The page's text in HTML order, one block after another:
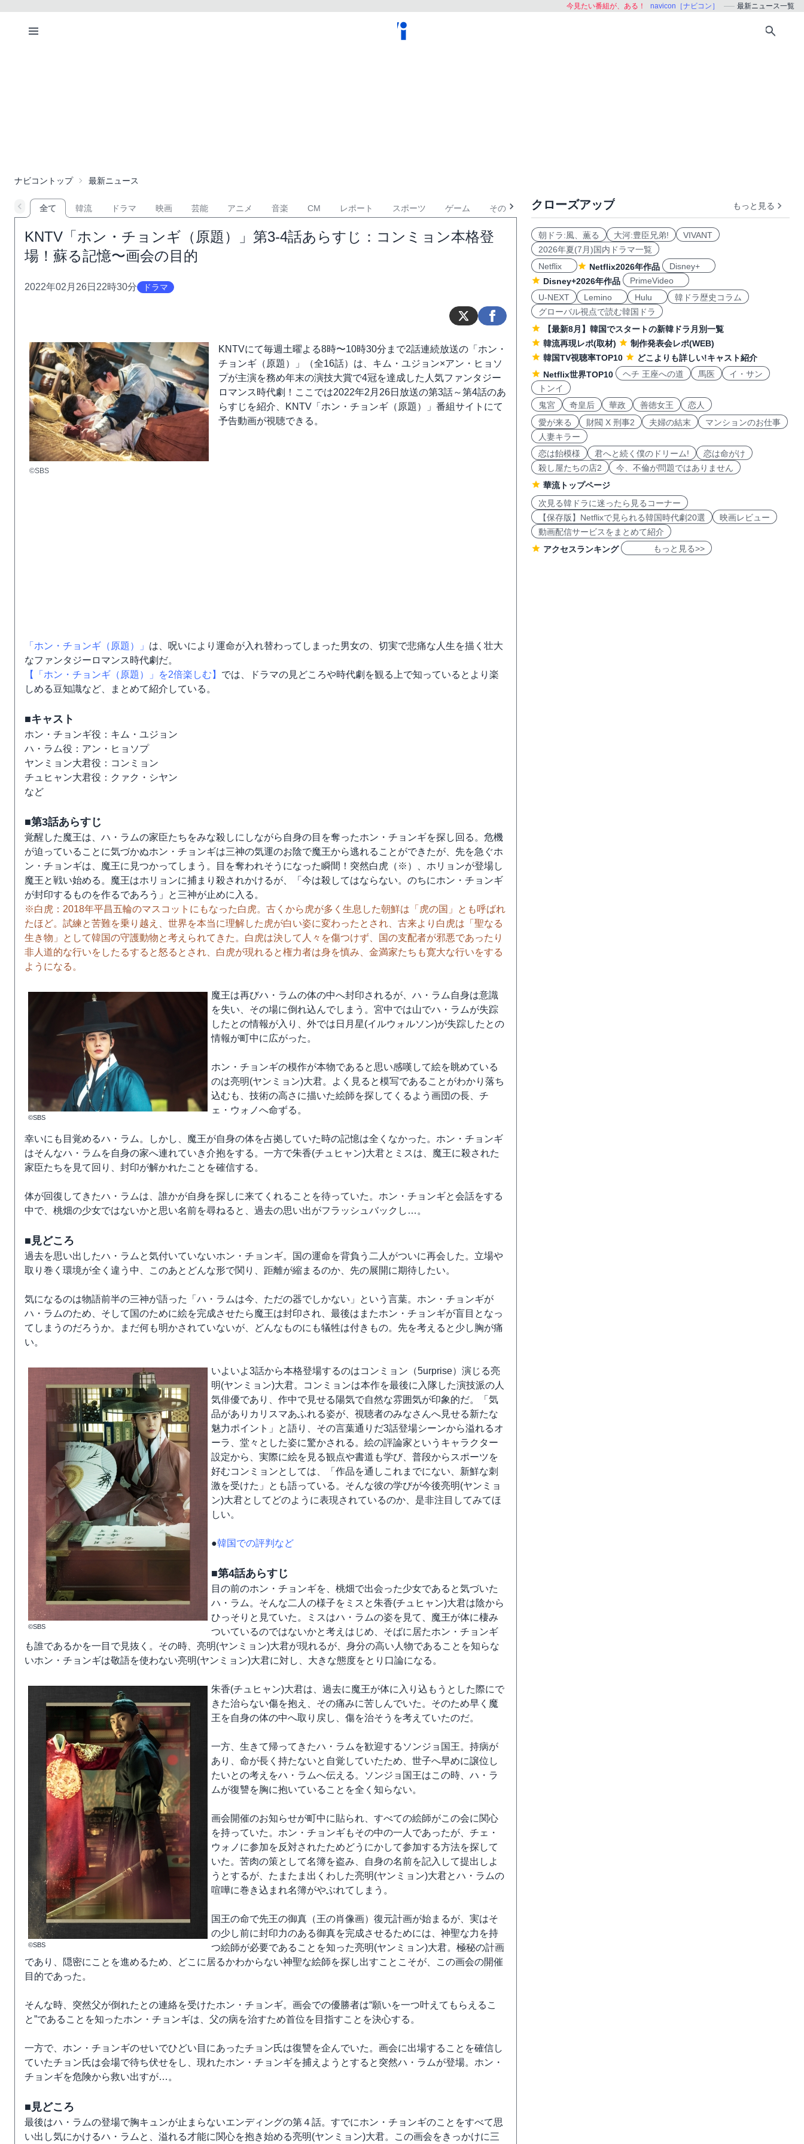
今見たい番組が、ある！ navicon［ナビコン］ 最新ニュース一覧
ナビコントップ 最新ニュース
全て 韓流 ドラマ 映画 芸能 アニメ 音楽 CM レポート スポーツ ゲーム その他
KNTV「ホン・チョンギ（原題）」第3-4話あらすじ：コンミョン本格登
場！蘇る記憶〜画会の目的
2022年02月26日22時30分 ドラマ
©︎SBS
KNTVにて毎週土曜よる8時〜10時30分まで2話連続放送の「ホン・
チョンギ（原題）」（全16話）は、キム・ユジョン×アン・ヒョソ
プが主演を務め年末の演技大賞で4冠を達成した人気ファンタジー
ロマンス時代劇！ここでは2022年2月26日放送の第3話～第4話のあ
らすじを紹介、KNTV「ホン・チョンギ（原題）」番組サイトにて
予告動画が視聴できる。
「ホン・チョンギ（原題）」 は、呪いにより運命が入れ替わってしまった男女の、切実で悲痛な人生を描く壮大
なファンタジーロマンス時代劇だ。
【「ホン・チョンギ（原題）」を2倍楽しむ】 では、ドラマの見どころや時代劇を観る上で知っているとより楽
しめる豆知識など、まとめて紹介している。
■キャスト
ホン・チョンギ役：キム・ユジョン
ハ・ラム役：アン・ヒョソプ
ヤンミョン大君役：コンミョン
チュヒャン大君役：クァク・シヤン
など
■第3話あらすじ
覚醒した魔王は、ハ・ラムの家臣たちをみな殺しにしながら自身の目を奪ったホン・チョンギを探し回る。危機
が迫っていることに気づかぬホン・チョンギは三神の気運のお陰で魔王から逃れることができたが、先を急ぐホ
ン・チョンギは、魔王に見つかってしまう。目を奪われそうになった瞬間！突然白虎（※）、ホリョンが登場し
魔王と戦い始める。魔王はホリョンに捕まり殺されかけるが、「今は殺してはならない。のちにホン・チョンギ
が封印するものを作るであろう」と三神が止めに入る。
※白虎：2018年平昌五輪のマスコットにもなった白虎。古くから虎が多く生息した朝鮮は「虎の国」とも呼ばれ
たほど。試練と苦難を乗り越え、世界を本当に理解した虎が白い姿に変わったとされ、古来より白虎は「聖なる
生き物」として韓国の守護動物と考えられてきた。白虎は決して人々を傷つけず、国の支配者が邪悪であったり
非人道的な行いをしたるすると怒るとされ、白虎が現れると権力者は身を慎み、金満家たちも寛大な行いをする
ようになる。
©SBS
魔王は再びハ・ラムの体の中へ封印されるが、ハ・ラム自身は意識
を失い、その場に倒れ込んでしまう。宮中では山でハ・ラムが失踪
したとの情報が入り、外では日月星(イルウォルソン)が失踪したとの
情報が町中に広がった。
ホン・チョンギの模作が本物であると思い感嘆して絵を眺めている
のは亮明(ヤンミョン)大君。よく見ると模写であることがわかり落ち
込むも、技術の高さに描いた絵師を探してくるよう画団の長、チ
ェ・ウォノへ命ずる。
幸いにも目覚めるハ・ラム。しかし、魔王が自身の体を占拠していた時の記憶は全くなかった。ホン・チョンギ
はそんなハ・ラムを自身の家へ連れていき介抱をする。一方で朱香(チュヒャン)大君とミスは、魔王に殺された
家臣たちを見て回り、封印が解かれたことを確信する。
体が回復してきたハ・ラムは、誰かが自身を探しに来てくれることを待っていた。ホン・チョンギと会話をする
中で、桃畑の少女ではないかと思い名前を尋ねると、過去の思い出がフラッシュバックし…。
■見どころ
過去を思い出したハ・ラムと気付いていないホン・チョンギ。国の運命を背負う二人がついに再会した。立場や
取り巻く環境が全く違う中、このあとどんな形で関り、距離が縮まるのか、先の展開に期待したい。
気になるのは物語前半の三神が語った「ハ・ラムは今、ただの器でしかない」という言葉。ホン・チョンギが
ハ・ラムのため、そして国のために絵を完成させたら魔王は封印され、最後はまたホン・チョンギが盲目となっ
てしまうのだろうか。まだ何も明かされていないが、どんなものにも犠牲は付きもの。先を考えると少し胸が痛
い。
©SBS
いよいよ3話から本格登場するのはコンミョン（5urprise）演じる亮
明(ヤンミョン)大君。コンミョンは本作を最後に入隊した演技派の人
気俳優であり、作中で見せる陽気で自然な雰囲気が印象的だ。「気
品がありカリスマあふれる姿が、視聴者のみなさんへ見せる新たな
魅力ポイント」と語り、その言葉通りだ3話登場シーンから溢れるオ
ーラ、堂々とした姿に驚かされる。絵の評論家というキャラクター
設定から、実際に絵を見る観点や書道も学び、普段からスポーツを
好むコンミョンとしては、「作品を通しこれまでにない、新鮮な刺
激を受けた」とも語っている。そんな彼の学びが今後亮明(ヤンミョ
ン)大君としてどのように表現されているのか、是非注目してみてほ
しい。
●韓国での評判など
■第4話あらすじ
目の前のホン・チョンギを、桃畑で出会った少女であると気づいた
ハ・ラム。そんな二人の様子をミスと朱香(チュヒャン)大君は陰から
ひっそりと見ていた。ミスはハ・ラムの姿を見て、魔王が体に棲み
ついているのではないかと考えはじめ、そばに居たホン・チョンギ
も誰であるかを一目で見抜く。その時、亮明(ヤンミョン)大君が現れるが、身分の高い人物であることを知らな
いホン・チョンギは敬語を使わない亮明(ヤンミョン)大君に対し、大きな態度をとり口論になる。
©SBS
朱香(チュヒャン)大君は、過去に魔王が体に入り込もうとした際にで
きた治らない傷を抱え、その痛みに苦しんでいた。そのため早く魔
王を自身の体の中へ取り戻し、傷を治そうを考えていたのだ。
一方、生きて帰ってきたハ・ラムを歓迎するソンジョ国王。持病が
あり、命が長く持たないと自覚していたため、世子へ早めに譲位し
たいとの考えをハ・ラムへ伝える。ソンジョ国王はこの時、ハ・ラ
ムが復讐を胸に抱いていることを全く知らない。
画会開催のお知らせが町中に貼られ、すべての絵師がこの会に関心
を持っていた。ホン・チョンギもその中の一人であったが、チェ・
ウォノに参加を反対されたためどうにかして参加する方法を探して
いた。苦肉の策として名簿を盗み、自身の名前を記入して提出しよ
うとするが、たまたま出くわした亮明(ヤンミョン)大君とハ・ラムの
喧嘩に巻き込まれ名簿がやぶれてしまう。
国王の命で先王の御真（王の肖像画）復元計画が始まるが、実はそ
の少し前に封印力のある御真を完成させるためには、神聖な力を持
つ絵師が必要であることを知った亮明(ヤンミョン)大君。極秘の計画
であり、隠密にことを進めるため、どこに居るかわからない神聖な絵師を探し出すことこそが、この画会の開催
目的であった。
そんな時、突然父が倒れたとの連絡を受けたホン・チョンギ。画会での優勝者は“願いを一つ叶えてもらえるこ
と”であることを知ったホン・チョンギは、父の病を治すため首位を目指すことを決心する。
一方で、ホン・チョンギのせいでひどい目にあったチョン氏は復讐を企んでいた。画会に出場することを確信し
ていたチョン氏は会場で待ち伏せをし、現れたホン・チョンギを捕えようとすると突然ハ・ラムが登場。ホン・
チョンギを危険から救い出すが…。
■見どころ
最後はハ・ラムの登場で胸キュンが止まらないエンディングの第４話。すでにホン・チョンギのことをすべて思
い出し気にかけるハ・ラムと、溢れる才能に関心を抱き始める亮明(ヤンミョン)大君。この画会をきっかけに三
クローズアップ もっと見る
朝ドラ:風、薫る 大河:豊臣兄弟!
VIVANT
2026年夏(7月)国内ドラマ一覧
Netflix
Netflix2026年作品
Disney+
Disney+2026年作品
PrimeVideo
U-NEXT
Lemino Hulu
韓ドラ歴史コラム
グローバル視点で読む韓国ドラ
【最新8月】韓国でスタートの新韓ドラ月別一覧
韓流再現レポ(取材)
制作発表会レポ(WEB)
韓国TV視聴率TOP10
どこよりも詳しい!キャスト紹介
Netflix世界TOP10
ヘチ 王座への道 馬医
イ・サン
トンイ
鬼宮
奇皇后 華政 善徳女王
恋人
愛が来る
財閥 X 刑事2 夫婦の結末
マンションのお仕事
人妻キラー
恋は飴模様
君へと続く僕のドリーム!
恋は命がけ
殺し屋たちの店2
今、不倫が問題ではありません
華流トップページ
次見る韓ドラに迷ったら見るコーナー
【保存版】Netflixで見られる韓国時代劇20選
映画レビュー
動画配信サービスをまとめて紹介
アクセスランキング
もっと見る>>